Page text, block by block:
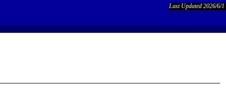
Last Updated 2026/6/1